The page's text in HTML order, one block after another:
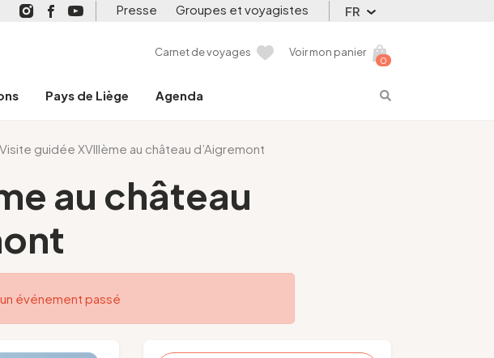
Presse Groupes et voyagistes FR
Carnet de voyages
0
Voir mon panier
Pays de Liège Agenda
Visite guidée XVIIIème au château d’Aigremont
au château
événement passé